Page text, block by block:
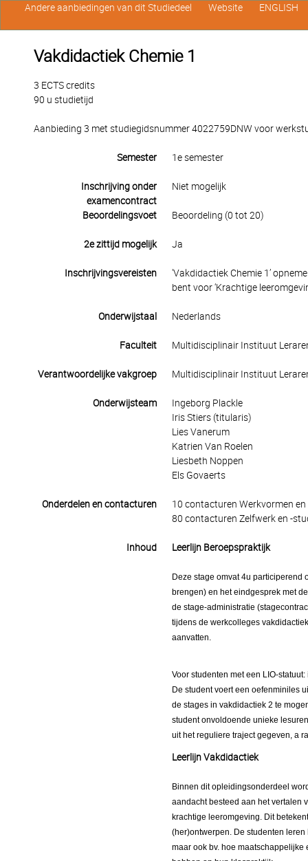
Vakdidactiek Chemie 1
3 ECTS credits
90 u studietijd
Aanbieding 3 met studiegidsnummer 4022759DNW voor
Semester 1e semester
Inschrijving onder
examencontract
Niet mogelijk
Beoordelingsvoet Beoordeling (0 tot 20)
2e zittijd mogelijk Ja
Inschrijvingsvereisten
'Vakdidactiek Chemie 1’
bent voor ‘Krachtige
Onderwijstaal Nederlands
Faculteit Multidisciplinair Instituut
Verantwoordelijke vakgroep Multidisciplinair Instituut
Onderwijsteam
Ingeborg Plackle
Iris Stiers (titularis)
Lies Vanerum
Katrien Van Roelen
Liesbeth Noppen
Els Govaerts
Onderdelen en contacturen
10 contacturen Werkvormen en
80 contacturen Zelfwerk en -
Inhoud Leerlijn Beroepspraktijk
Deze stage omvat 4u
brengen) en het eindgesprek met
de stage-administratie
tijdens de werkcolleges
aanvatten.
Voor studenten met een LIO-
De student voert een oefenminiles
de stages in vakdidactiek 2 te
student onvoldoende unieke
uit het reguliere traject gegeven, a
Leerlijn Vakdidactiek
Binnen dit opleidingsonderdeel
aandacht besteed aan het vertalen
krachtige leeromgeving. Dit
(her)ontwerpen. De studenten
maar ook bv. hoe
Andere aanbiedingen van dit Studiedeel Website ENGLISH